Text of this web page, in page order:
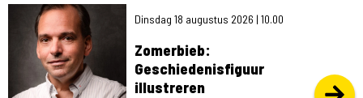
Dinsdag 18 augustus 2026 | 10.00
Zomerbieb:
Geschiedenisfiguur
illustreren